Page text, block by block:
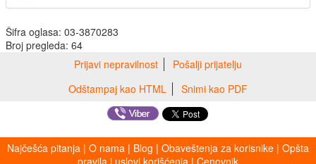
Šifra oglasa: 03-3870283
Broj pregleda: 64
Prijavi nepravilnost
Pošalji prijatelju
Odštampaj kao HTML
Snimi kao PDF
Najčešća pitanja | O nama | Blog | Obaveštenja za korisnike | Opšta
pravila i uslovi korišćenja | Cenovnik